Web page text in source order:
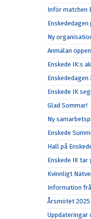
Inför matchen
Enskededagen
Ny
Anmälan
Enskede IK:s
Enskede IK
Glad Sommar!
Ny
Enskede
Hall på
Enskede IK
Kvinnligt
Information
Årsmötet 2025
Uppdateringar